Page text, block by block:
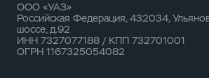
ООО «УАЗ»
Российская Федерация, 432034,
шоссе, д.92
ИНН 7327077188 / КПП 732701001
ОГРН 1167325054082